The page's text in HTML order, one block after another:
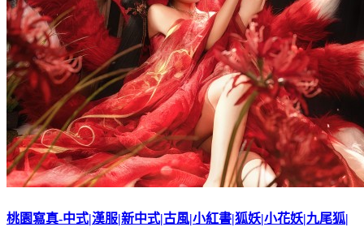
桃園寫真-中式|漢服|新中式|古風|小紅書|狐妖|小花妖|九尾狐|